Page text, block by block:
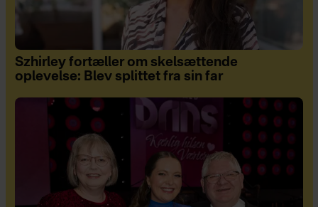
Szhirley fortæller om skelsættende
oplevelse: Blev splittet fra sin far